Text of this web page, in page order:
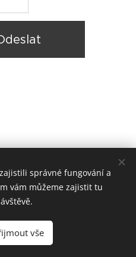
správné fungování a
vám můžeme zajistit tu
vše